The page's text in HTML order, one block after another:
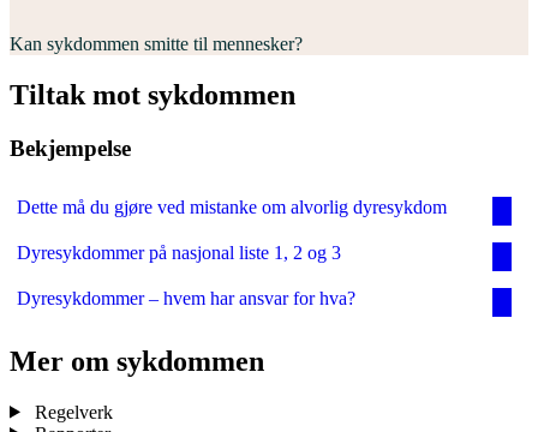
Kan sykdommen smitte til mennesker?
Tiltak mot sykdommen
Bekjempelse
Dette må du gjøre ved mistanke om alvorlig dyresykdom
Dyresykdommer på nasjonal liste 1, 2 og 3
Dyresykdommer – hvem har ansvar for hva?
Mer om sykdommen
Regelverk